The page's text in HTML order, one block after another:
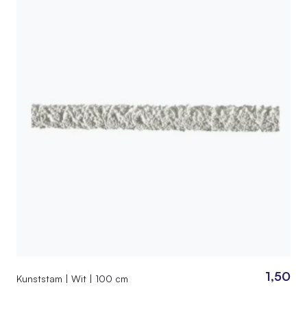
Kunststam | Wit | 100 cm 1,50